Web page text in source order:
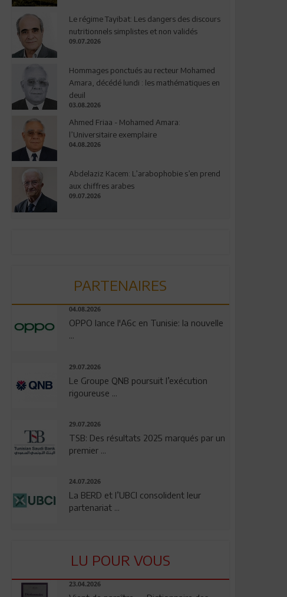
Le régime Tayibat: Les dangers des discours
nutritionnels simplistes et non validés
09.07.2026
Hommages ponctués au recteur Mohamed
Amara, décédé lundi : les mathématiques en
deuil
03.08.2026
Ahmed Friaa - Mohamed Amara:
l’Universitaire exemplaire
04.08.2026
Abdelaziz Kacem: L’arabophobie s’en prend
aux chiffres arabes
09.07.2026
PARTENAIRES
04.08.2026
OPPO lance l'A6c en Tunisie: la nouvelle
...
29.07.2026
Le Groupe QNB poursuit l’exécution
rigoureuse ...
29.07.2026
TSB: Des résultats 2025 marqués par un
premier ...
24.07.2026
La BERD et l’UBCI consolident leur
partenariat ...
LU POUR VOUS
23.04.2026